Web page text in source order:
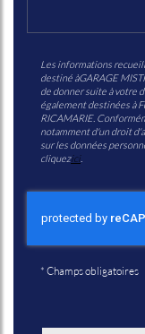
Les informations
destiné àGARAGE
de donner suite à votre
également destinées à
RICAMARIE.
notamment d'un droit
sur les données
cliquezici.
* Champs obligatoires